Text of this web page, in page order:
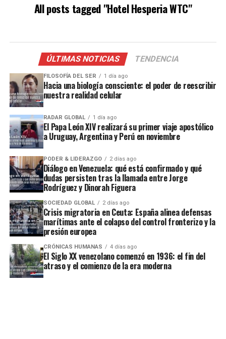
All posts tagged "Hotel Hesperia WTC"
ÚLTIMAS NOTICIAS TENDENCIA
FILOSOFÍA DEL SER 1 día ago
Hacia una biología consciente: el poder de reescribir
nuestra realidad celular
RADAR GLOBAL 1 día ago
El Papa León XIV realizará su primer viaje apostólico
a Uruguay, Argentina y Perú en noviembre
PODER & LIDERAZGO 2 días ago
Diálogo en Venezuela: qué está confirmado y qué
dudas persisten tras la llamada entre Jorge
Rodríguez y Dinorah Figuera
SOCIEDAD GLOBAL 2 días ago
Crisis migratoria en Ceuta: España alinea defensas
marítimas ante el colapso del control fronterizo y la
presión europea
CRÓNICAS HUMANAS 4 días ago
El Siglo XX venezolano comenzó en 1936: el fin del
atraso y el comienzo de la era moderna